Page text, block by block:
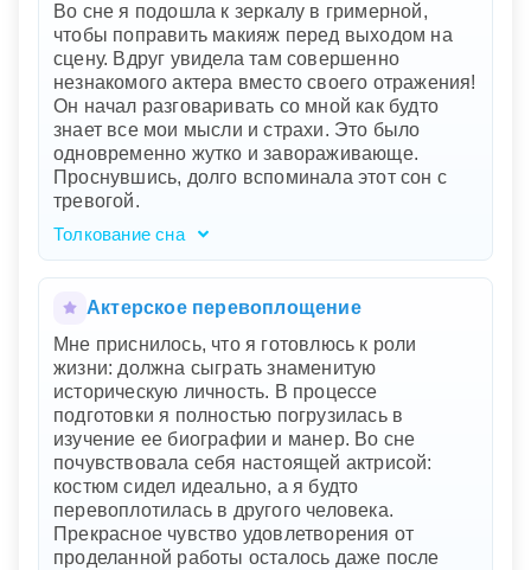
которому вы очень стремитесь. Забытые
реплики и конфуз на сцене указывают на
ваши опасения не соответствовать
ожиданиям, быть не готовой или оказаться на
виду в момент слабости. Реакция зрителей,
смех и уход из зала, олицетворяют ваше
внутреннее беспокойство о том, что вас могут
судить строго и несправедливо.
Во сне я подошла к зеркалу в гримерной,
чтобы поправить макияж перед выходом на
сцену. Вдруг увидела там совершенно
незнакомого актера вместо своего отражения!
Он начал разговаривать со мной как будто
знает все мои мысли и страхи. Это было
одновременно жутко и завораживающе.
Проснувшись, долго вспоминала этот сон с
тревогой.
Толкование сна
Ваш сон, словно зеркало в гримерной,
отражает внутренние переживания и страхи.
Зеркало здесь символизирует самоосознание
часть вас, которую вы еще не до конца
понимаете. Он говорит с вами о ваших
мыслях и страхах, потому что он представляет
ваш внутренний голос или неосознанные
аспекты вашей личности. Возможно, вы
чувствуете тревогу перед важными
изменениями или событиями в жизни. Ваша
сцена – это реальность, а макияж – ваша
подготовка к ней.
Актерское перевоплощение
Мне приснилось, что я готовлюсь к роли
жизни: должна сыграть знаменитую
историческую личность. В процессе
подготовки я полностью погрузилась в
изучение ее биографии и манер. Во сне
почувствовала себя настоящей актрисой:
костюм сидел идеально, а я будто
перевоплотилась в другого человека.
Прекрасное чувство удовлетворения от
проделанной работы осталось даже после